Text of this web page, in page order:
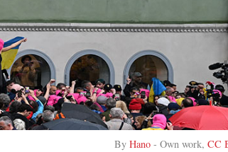
By Hano - Own work, CC